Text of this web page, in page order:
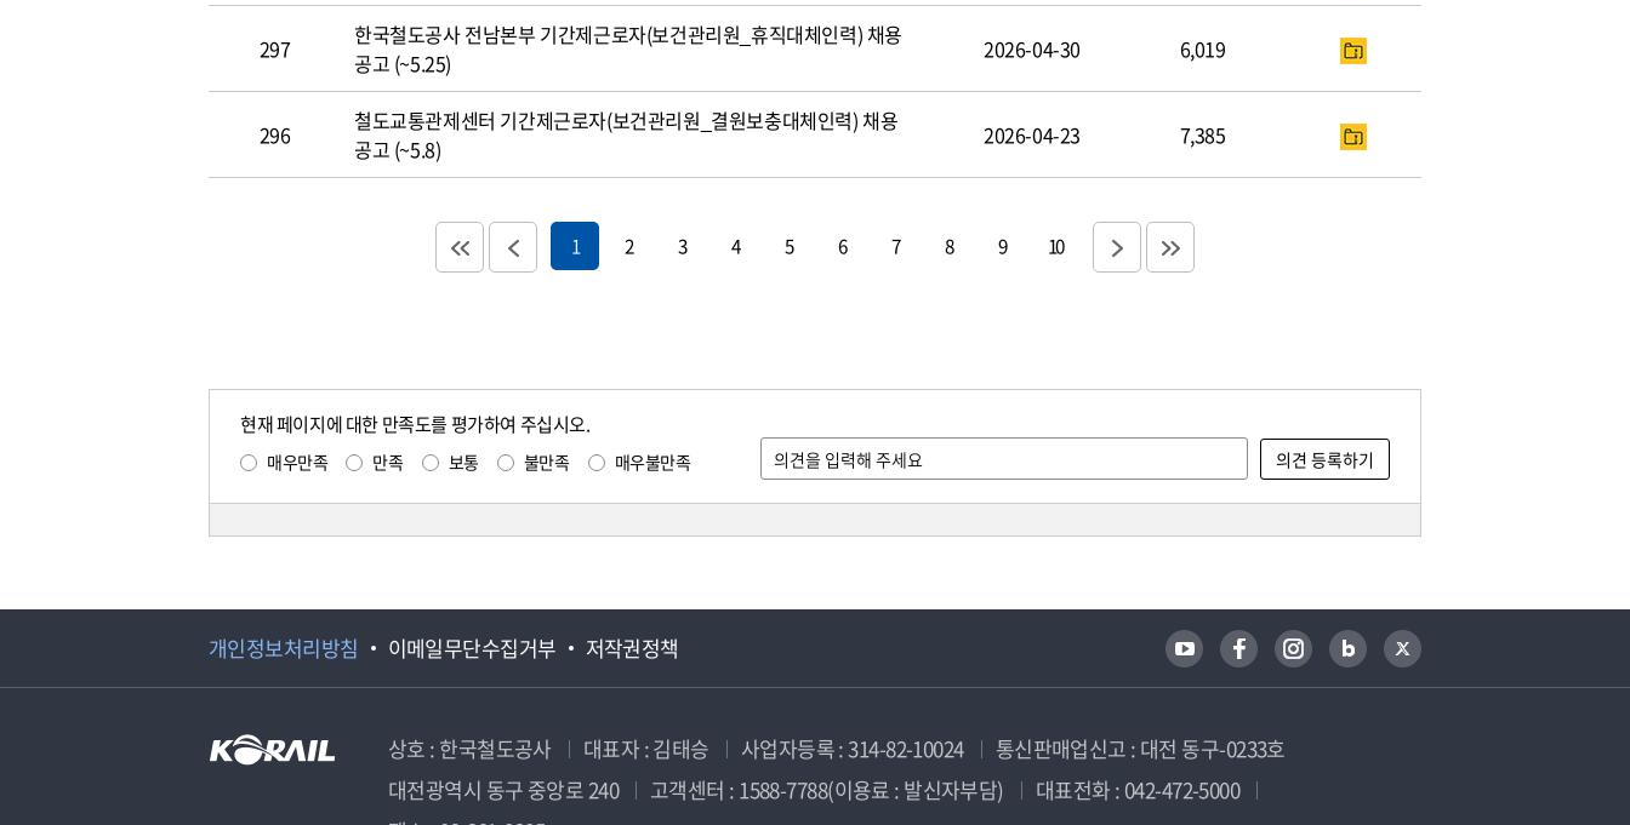
297
한국철도공사 전남본부 기간제근로자(보건관리원_휴직대체인력) 채용
공고 (~5.25)
2026-04-30 6,019
296
철도교통관제센터 기간제근로자(보건관리원_결원보충대체인력) 채용
공고 (~5.8)
2026-04-23 7,385
1 2 3 4 5 6 7 8 9 10
현재 페이지에 대한 만족도를 평가하여 주십시오.
매우만족 만족 보통 불만족 매우불만족
개인정보처리방침 이메일무단수집거부 저작권정책
상호 : 한국철도공사 대표자 : 김태승 사업자등록 : 314-82-10024
통신판매업신고 : 대전 동구-0233호
대전광역시 동구 중앙로 240
고객센터 : 1588-7788(이용료 : 발신자부담)
대표전화 : 042-472-5000